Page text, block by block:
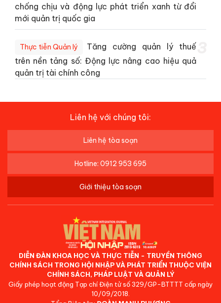
chống chịu và động lực phát triển xanh từ đổi
mới quản trị quốc gia
Thực tiễn Quản lý
Tăng cường quản lý thuế
trên nền tảng số: Động lực nâng cao hiệu quả
quản trị tài chính công
Liên hệ với chúng tôi:
Liên hệ tòa soạn
Hotline: 0912 953 695
Giới thiệu tòa soạn
DIỄN ĐÀN KHOA HỌC VÀ THỰC TIỄN - TRUYỀN THÔNG
CHÍNH SÁCH TRONG HỘI NHẬP VÀ PHÁT TRIỂN THUỘC VIỆN
CHÍNH SÁCH, PHÁP LUẬT VÀ QUẢN LÝ
Giấy phép hoạt động Tạp chí Điện tử số 329/GP-BTTTT cấp ngày
10/09/2018.